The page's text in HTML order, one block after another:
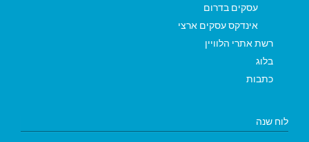
עסקים בדרום
אינדקס עסקים ארצי
רשת אתרי הלוויין
בלוג
כתבות
לוח שנה